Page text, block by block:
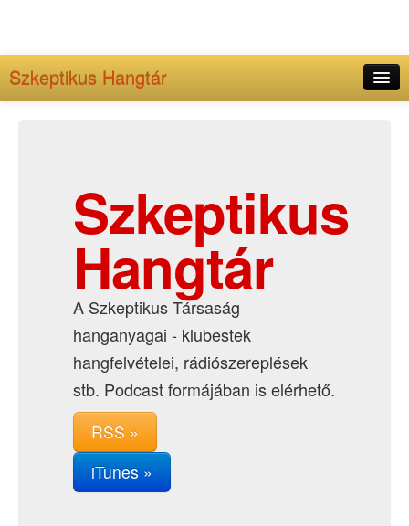
Szkeptikus Hangtár
Szkeptikus
Hangtár
A Szkeptikus Társaság
hanganyagai - klubestek
hangfelvételei, rádiószereplések
stb. Podcast formájában is elérhető.
RSS »
iTunes »